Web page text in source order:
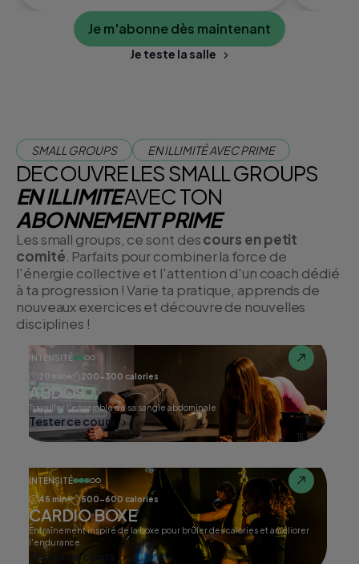
Je m'abonne dès maintenant
Je teste la salle
SMALL GROUPS EN ILLIMITÉ AVEC PRIME
DECOUVRE LES SMALL GROUPS
EN ILLIMITEAVEC TON
ABONNEMENT PRIME
Les small groups, ce sont descours en petit
comité . Parfaits pour combiner la force de
l'énergie collective et l'attention d'un coach dédié
à ta progression ! Varie ta pratique, apprends de
nouveaux exercices et découvre de nouvelles
disciplines !
INTENSITÉ
20 min
200-300 calories
ABDOS
Travailler l'ensemble de sa sangle abdominale
Tester ce cours
INTENSITÉ
45 min
500-600 calories
CARDIO BOXE
Entraînement inspiré de la boxe pour brûler des calories et améliorer
l'endurance.
Tester ce cours